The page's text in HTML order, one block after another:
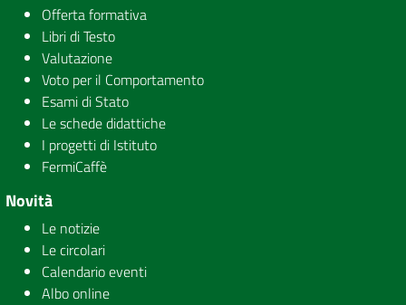
Offerta formativa
Libri di Testo
Valutazione
Voto per il Comportamento
Esami di Stato
Le schede didattiche
I progetti di Istituto
FermiCaffè
Novità
Le notizie
Le circolari
Calendario eventi
Albo online